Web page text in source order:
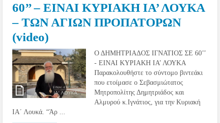
60’’ – ΕΙΝΑΙ ΚΥΡΙΑΚΗ ΙΑ’ ΛΟΥΚΑ
– ΤΩΝ ΑΓΙΩΝ ΠΡΟΠΑΤΟΡΩΝ
(video)
Ο ΔΗΜΗΤΡΙΑΔΟΣ ΙΓΝΑΤΙΟΣ ΣΕ 60’’
- ΕΙΝΑΙ ΚΥΡΙΑΚΗ ΙΑ’ ΛΟΥΚΑ
Παρακολουθήστε το σύντομο βιντεάκι
που ετοίμασε ο Σεβασμιώτατος
Μητροπολίτης Δημητριάδος και
Αλμυρού κ.Ιγνάτιος, για την Κυριακή
ΙΑ΄ Λουκά. “Άρ ...